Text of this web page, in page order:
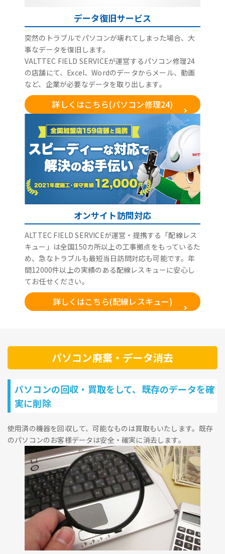
データ復旧サービス
突然のトラブルでパソコンが壊れてしまった場合、大
事なデータを復旧します。
VALTTEC FIELD SERVICEが運営するパソコン修理24
の店舗にて、Excel、Wordのデータからメール、動画
など、企業が必要なデータを取り出します。
詳しくはこちら(パソコン修理24)
オンサイト訪問対応
ALTTEC FIELD SERVICEが運営・提携する「配線レス
キュー」は全国150カ所以上の工事拠点をもっているた
め、急なトラブルも最短当日訪問対応も可能です。年
間12000件以上の実績のある配線レスキューに安心し
てお任せください。
詳しくはこちら(配線レスキュー)
パソコン廃棄・データ消去
パソコンの回収・買取をして、既存のデータを確
実に削除
使用済の機器を回収して、可能なものは買取もいたします。既存
のパソコンのお客様データは安全・確実に消去します。